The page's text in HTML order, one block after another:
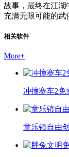
故事，最终在江湖
充满无限可能的武
相关软件
More+
冲撞赛车2免
童乐镇自由